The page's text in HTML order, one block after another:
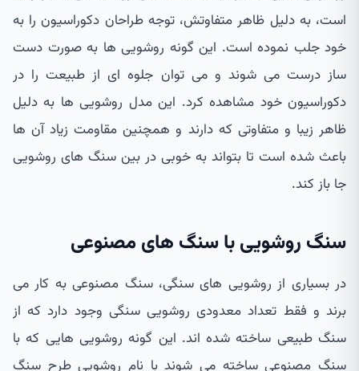
است، به دلیل ظاهر متفاوتش، توجه طراحان دکوراسیون را به
خود جلب نموده است. این گونه روشویی ها به صورت دست
ساز درست می شوند و می توان جلوه ای از طبیعت را در
دکوراسیون خود مشاهده کرد. این مدل روشویی ها به دلیل
ظاهر زیبا و متفاوتی که دارند و همچنین مقاومت زیاد آن ها
باعث شده است تا بتواند به خوبی در بین سنگ های روشویی
جا باز کند.
سنگ روشویی با سنگ های مصنوعی
در بسیاری از روشویی های سنگی، سنگ مصنوعی به کار می
برند و فقط تعداد معدودی روشویی سنگی وجود دارد که از
سنگ طبیعی ساخته شده اند. این گونه روشویی هایی که با
سنگ مصنوعی ساخته می شوند با نام روشویی طرح سنگ